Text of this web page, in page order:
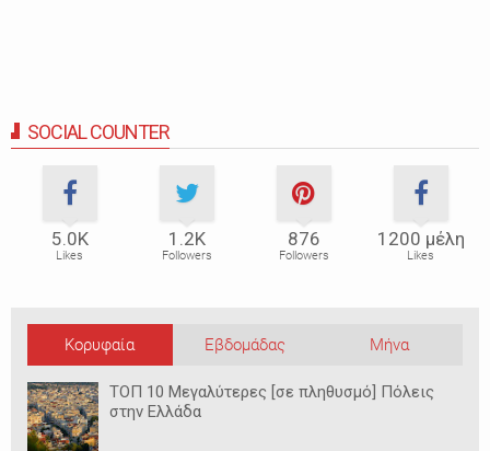
SOCIAL COUNTER
5.0Κ
Likes
1.2Κ
Followers
876
Followers
1200 μέλη
Likes
Κορυφαία Εβδομάδας Μήνα
ΤΟΠ 10 Μεγαλύτερες [σε πληθυσμό] Πόλεις
στην Ελλάδα